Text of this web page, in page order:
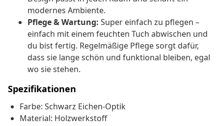
modernes Ambiente.
Pflege & Wartung: Super einfach zu pflegen –
einfach mit einem feuchten Tuch abwischen und
du bist fertig. Regelmäßige Pflege sorgt dafür,
dass sie lange schön und funktional bleiben, egal
wo sie stehen.
Spezifikationen
Farbe: Schwarz Eichen-Optik
Material: Holzwerkstoff